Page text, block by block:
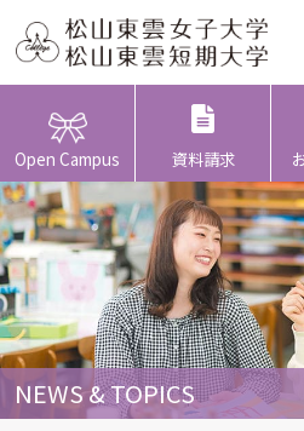
Open Campus 資料請求
NEWS & TOPICS